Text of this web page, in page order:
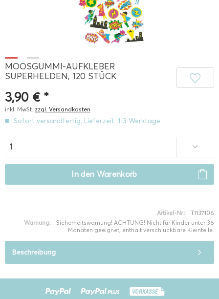
MOOSGUMMI-AUFKLEBER
SUPERHELDEN, 120 STÜCK
3,90 € *
inkl. MwSt. zzgl. Versandkosten
Sofort versandfertig, Lieferzeit: 1-3 Werktage
In den Warenkorb
Artikel-Nr.:
T1137106
Warnung:
Sicherheitswarnung! ACHTUNG! Nicht für Kinder unter 36
Monaten geeignet, enthält verschluckbare Kleinteile.
Beschreibung